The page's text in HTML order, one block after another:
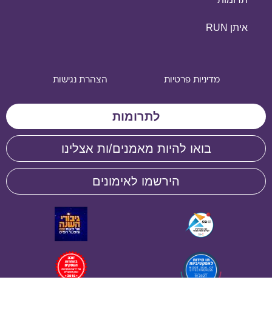
איתן RUN
מדיניות פרטיות הצהרת נגישות
לתרומות
בואו להיות מאמנים/ות אצלינו
הירשמו לאימונים